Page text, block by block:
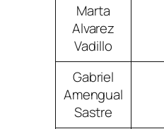
Marta
Alvarez
Vadillo
Gabriel
Amengual
Sastre